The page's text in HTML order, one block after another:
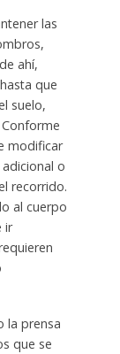
las
ahí,
que
suelo,
modificar
o
recorrido.
al cuerpo
ir
la prensa
que se